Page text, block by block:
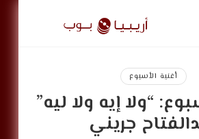
أريبيا
بوب
ArabiaPopأغنية الأسبوع
“ولا إيه ولا ليه”
جريني